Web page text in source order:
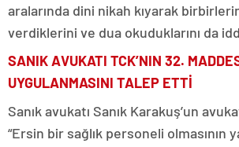
aralarında dini nikah kıyarak
verdiklerini ve dua okuduklarını da
SANIK AVUKATI TCK’NIN 32.
UYGULANMASINI TALEP ETTİ
Sanık avukatı Sanık Karakuş’un
“Ersin bir sağlık personeli olmasının